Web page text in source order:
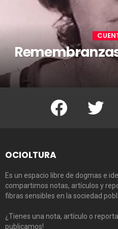
Facebook Twitter
OCIOLTURA
Es un espacio libre de dogmas e
compartimos notas, artículos y
fibras sensibles en la sociedad
¿Tienes una nota, artículo o
publicamos!